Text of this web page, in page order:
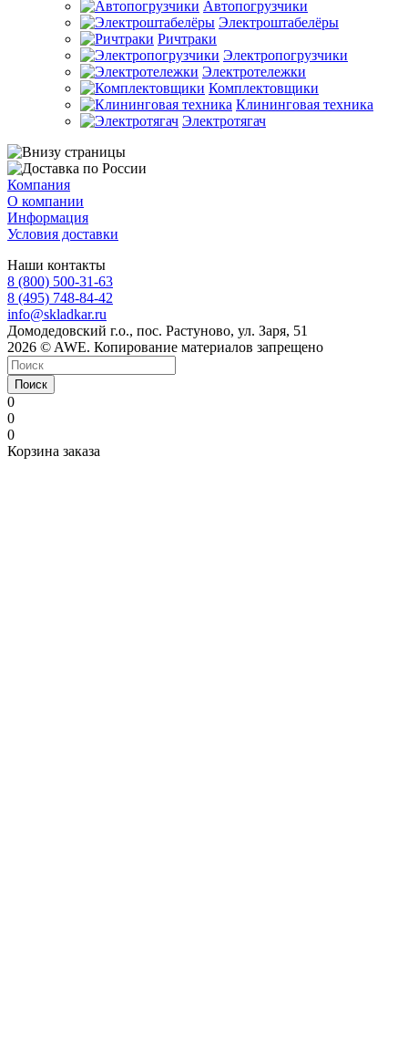
Автопогрузчики
Электроштабелёры
Ричтраки
Электропогрузчики
Электротележки
Комплектовщики
Клининговая техника
Электротягач
Компания
О компании
Информация
Условия доставки
Наши контакты
8 (800) 500-31-63
8 (495) 748-84-42
info@skladkar.ru
Домодедовский г.о., пос. Растуново, ул. Заря, 51
2026 © AWE. Копирование материалов запрещено
Поиск
0
0
0
Корзина заказа